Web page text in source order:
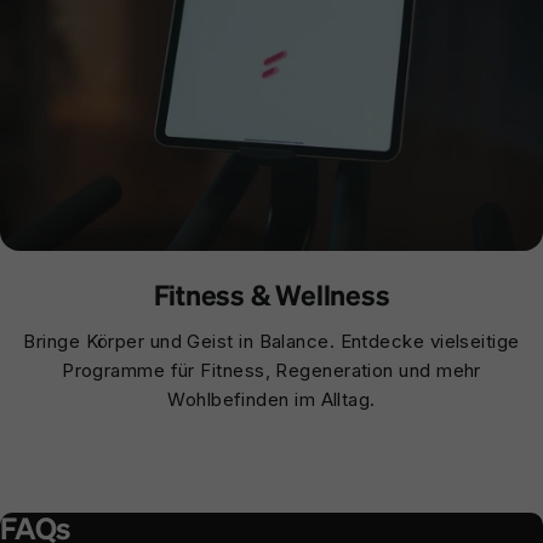
Fitness & Wellness
Bringe Körper und Geist in Balance. Entdecke vielseitige
Programme für Fitness, Regeneration und mehr
Wohlbefinden im Alltag.
FAQs